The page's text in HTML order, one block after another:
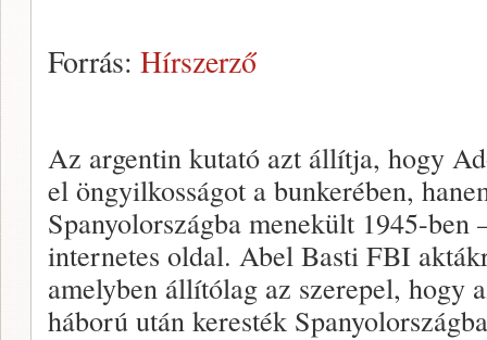
Forrás: Hírszerző
Az argentin kutató azt állítja, hogy
el öngyilkosságot a bunkerében,
Spanyolországba menekült 1945-
internetes oldal. Abel Basti FBI
amelyben állítólag az szerepel, hogy
háború után keresték